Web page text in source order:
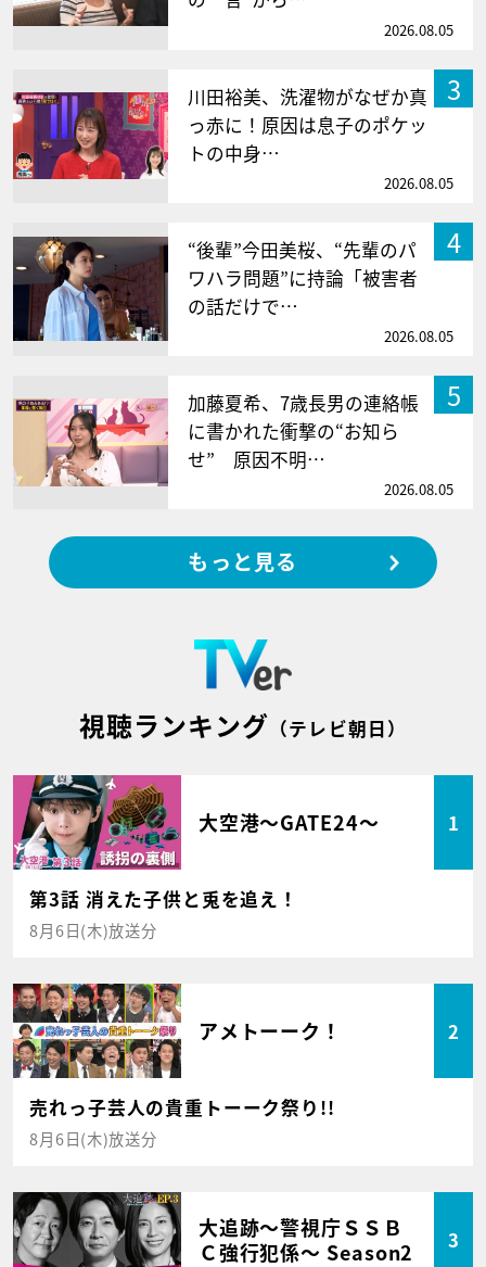
2026.08.05
3
川田裕美、洗濯物がなぜか真
っ赤に！原因は息子のポケッ
トの中身…
2026.08.05
4
“後輩”今田美桜、“先輩のパ
ワハラ問題”に持論「被害者
の話だけで…
2026.08.05
5
加藤夏希、7歳長男の連絡帳
に書かれた衝撃の“お知ら
せ” 原因不明…
2026.08.05
もっと見る
視聴ランキング （テレビ朝日）
大空港～GATE24～ 1
第3話 消えた子供と兎を追え！
8月6日(木)放送分
アメトーーク！ 2
売れっ子芸人の貴重トーーク祭り!!
8月6日(木)放送分
大追跡～警視庁ＳＳＢ
Ｃ強行犯係～ Season2
3